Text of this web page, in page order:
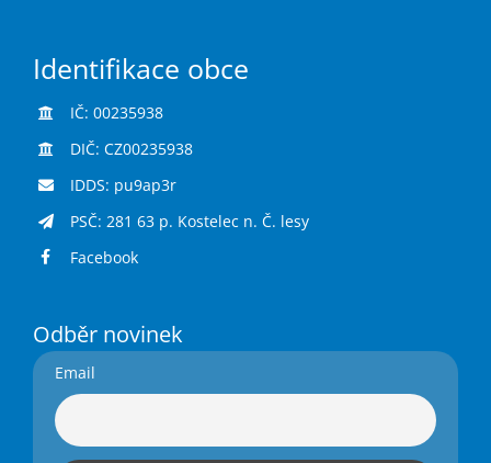
Identifikace obce
IČ: 00235938
DIČ: CZ00235938
IDDS: pu9ap3r
PSČ: 281 63 p. Kostelec n. Č. lesy
Facebook
Odběr novinek
Email